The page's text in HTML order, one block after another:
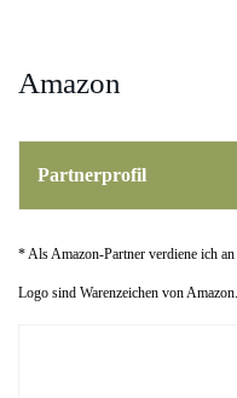
Amazon
Partnerprofil
* Als Amazon-Partner verdiene ich
Logo sind Warenzeichen von